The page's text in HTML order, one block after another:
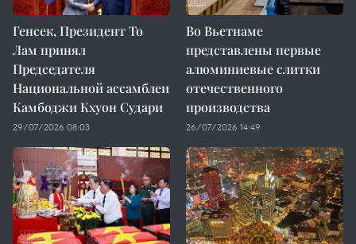
Генсек, Президент То
Лам принял
Председателя
Национальной ассамблеи
Камбоджи Кхуон Судари
29/07/2026 08:03
Во Вьетнаме
представлены первые
алюминиевые слитки
отечественного
производства
26/07/2026 14:49